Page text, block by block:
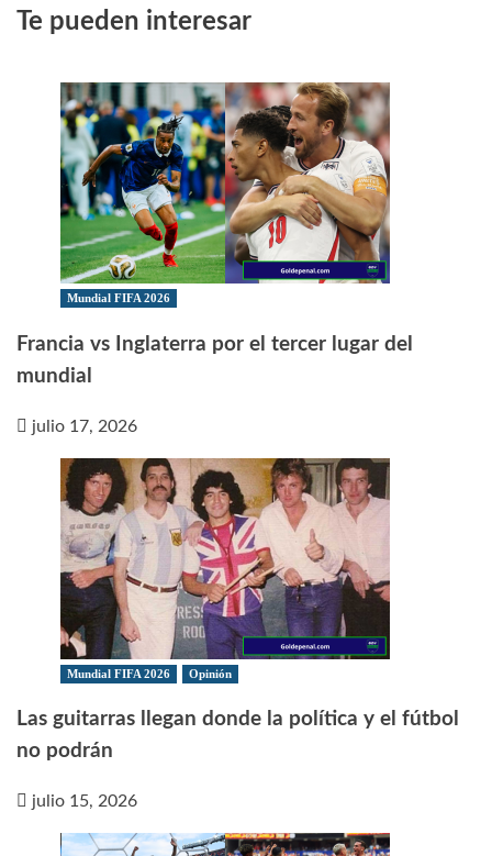
Te pueden interesar
Mundial FIFA 2026
Francia vs Inglaterra por el tercer lugar del
mundial
julio 17, 2026
Mundial FIFA 2026 Opinión
Las guitarras llegan donde la política y el fútbol
no podrán
julio 15, 2026